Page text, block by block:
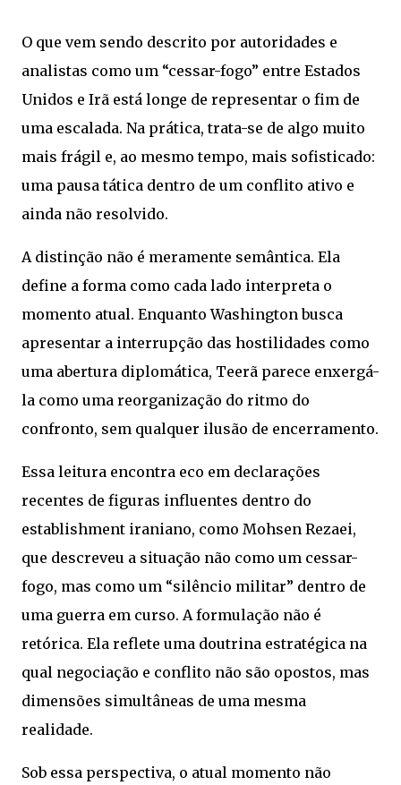
O que vem sendo descrito por autoridades e
analistas como um “cessar-fogo” entre Estados
Unidos e Irã está longe de representar o fim de
uma escalada. Na prática, trata-se de algo muito
mais frágil e, ao mesmo tempo, mais sofisticado:
uma pausa tática dentro de um conflito ativo e
ainda não resolvido.
A distinção não é meramente semântica. Ela
define a forma como cada lado interpreta o
momento atual. Enquanto Washington busca
apresentar a interrupção das hostilidades como
uma abertura diplomática, Teerã parece enxergá-
la como uma reorganização do ritmo do
confronto, sem qualquer ilusão de encerramento.
Essa leitura encontra eco em declarações
recentes de figuras influentes dentro do
establishment iraniano, como Mohsen Rezaei,
que descreveu a situação não como um cessar-
fogo, mas como um “silêncio militar” dentro de
uma guerra em curso. A formulação não é
retórica. Ela reflete uma doutrina estratégica na
qual negociação e conflito não são opostos, mas
dimensões simultâneas de uma mesma
realidade.
Sob essa perspectiva, o atual momento não